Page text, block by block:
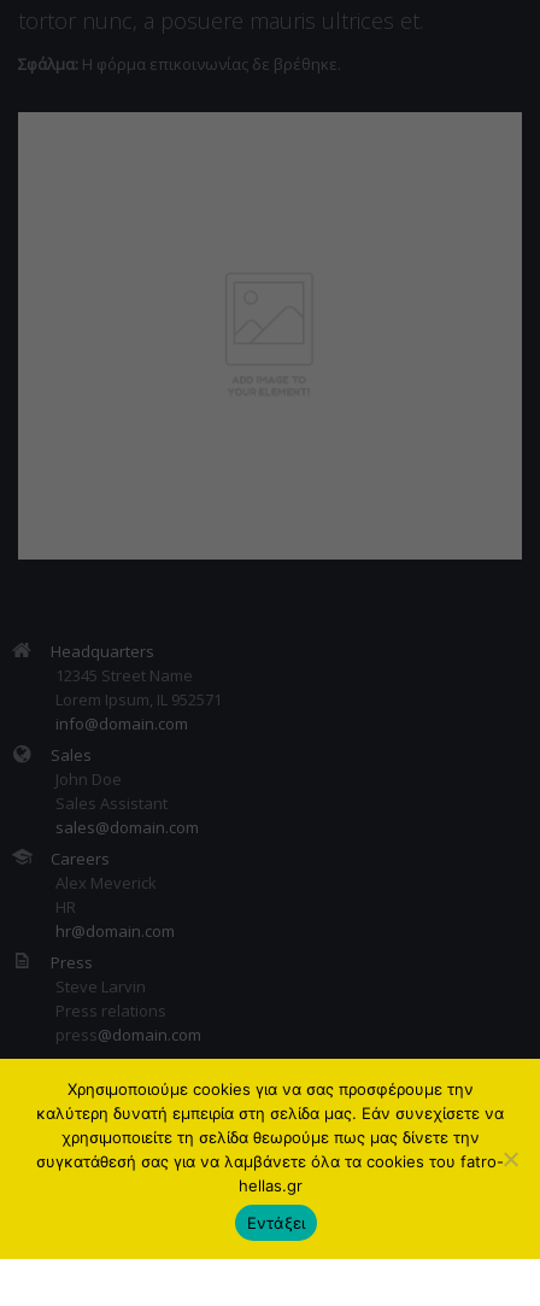
tortor nunc, a posuere mauris ultrices et.
Σφάλμα: Η φόρμα επικοινωνίας δε βρέθηκε.
Headquarters
12345 Street Name
Lorem Ipsum, IL 952571
info@domain.com
Sales
John Doe
Sales Assistant
sales@domain.com
Careers
Alex Meverick
HR
hr@domain.com
Press
Steve Larvin
Press relations
press@domain.com
Χρησιμοποιούμε cookies για να σας προσφέρουμε την
καλύτερη δυνατή εμπειρία στη σελίδα μας. Εάν συνεχίσετε να
χρησιμοποιείτε τη σελίδα θεωρούμε πως μας δίνετε την
συγκατάθεσή σας για να λαμβάνετε όλα τα cookies του fatro-
hellas.gr
Εντάξει